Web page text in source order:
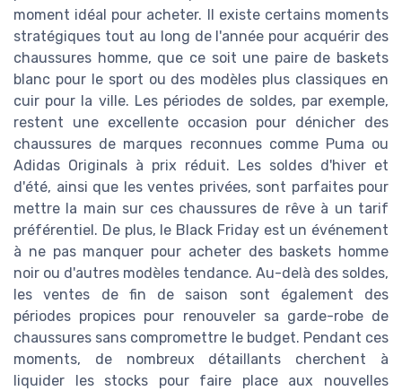
moment idéal pour acheter. Il existe certains moments
stratégiques tout au long de l'année pour acquérir des
chaussures homme, que ce soit une paire de baskets
blanc pour le sport ou des modèles plus classiques en
cuir pour la ville. Les périodes de soldes, par exemple,
restent une excellente occasion pour dénicher des
chaussures de marques reconnues comme Puma ou
Adidas Originals à prix réduit. Les soldes d'hiver et
d'été, ainsi que les ventes privées, sont parfaites pour
mettre la main sur ces chaussures de rêve à un tarif
préférentiel. De plus, le Black Friday est un événement
à ne pas manquer pour acheter des baskets homme
noir ou d'autres modèles tendance. Au-delà des soldes,
les ventes de fin de saison sont également des
périodes propices pour renouveler sa garde-robe de
chaussures sans compromettre le budget. Pendant ces
moments, de nombreux détaillants cherchent à
liquider les stocks pour faire place aux nouvelles